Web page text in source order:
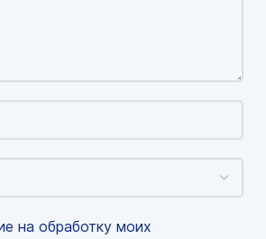
на обработку моих